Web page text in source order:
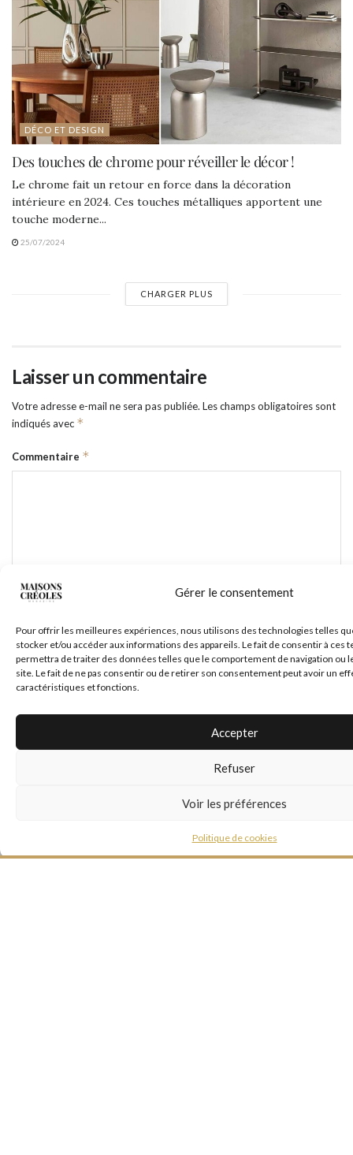
Gérer le consentement
Pour offrir les meilleures expériences, nous utilisons des technologies telles
stocker et/ou accéder aux informations des appareils. Le fait de consentir à ces
permettra de traiter des données telles que le comportement de navigation ou
site. Le fait de ne pas consentir ou de retirer son consentement peut avoir un
caractéristiques et fonctions.
Accepter
Refuser
Voir les préférences
Politique de cookies
DÉCO ET DESIGN
Des touches de chrome pour réveiller le décor !
Le chrome fait un retour en force dans la décoration
intérieure en 2024. Ces touches métalliques apportent une
touche moderne...
25/07/2024
CHARGER PLUS
Laisser un commentaire
Votre adresse e-mail ne sera pas publiée. Les champs obligatoires sont
indiqués avec *
Commentaire *
Nom*
E-mail